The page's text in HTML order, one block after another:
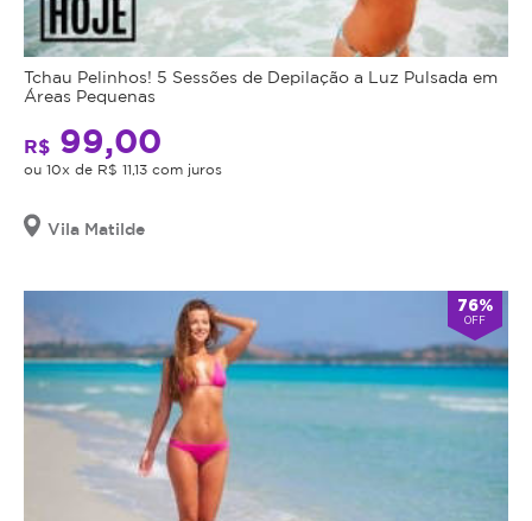
Tchau Pelinhos! 5 Sessões de Depilação a Luz Pulsada em
Áreas Pequenas
R$ 99,00
ou 10x de R$ 11,13 com juros
Vila Matilde
76%
OFF